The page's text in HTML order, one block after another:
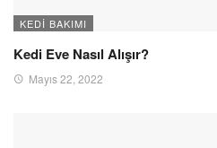
KEDI BAKIMI
Kedi Eve Nasıl Alışır?
Mayıs 22, 2022